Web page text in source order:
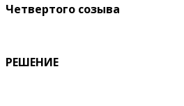
Четвертого созыва
РЕШЕНИЕ